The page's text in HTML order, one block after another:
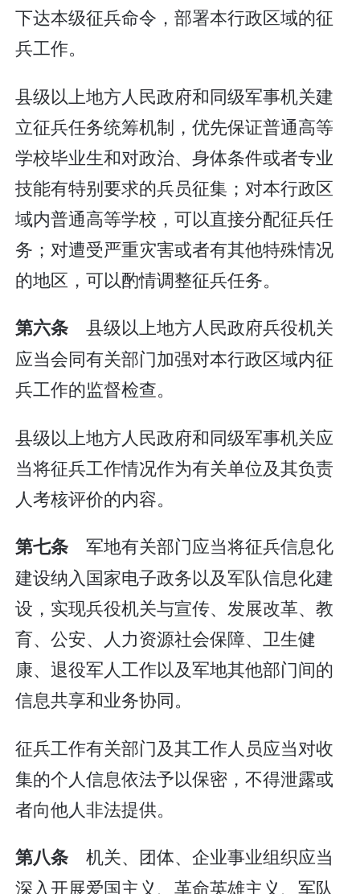
下达本级征兵命令，部署本行政区域的征
兵工作。
县级以上地方人民政府和同级军事机关建
立征兵任务统筹机制，优先保证普通高等
学校毕业生和对政治、身体条件或者专业
技能有特别要求的兵员征集；对本行政区
域内普通高等学校，可以直接分配征兵任
务；对遭受严重灾害或者有其他特殊情况
的地区，可以酌情调整征兵任务。
第六条 县级以上地方人民政府兵役机关
应当会同有关部门加强对本行政区域内征
兵工作的监督检查。
县级以上地方人民政府和同级军事机关应
当将征兵工作情况作为有关单位及其负责
人考核评价的内容。
第七条 军地有关部门应当将征兵信息化
建设纳入国家电子政务以及军队信息化建
设，实现兵役机关与宣传、发展改革、教
育、公安、人力资源社会保障、卫生健
康、退役军人工作以及军地其他部门间的
信息共享和业务协同。
征兵工作有关部门及其工作人员应当对收
集的个人信息依法予以保密，不得泄露或
者向他人非法提供。
第八条 机关、团体、企业事业组织应当
深入开展爱国主义、革命英雄主义、军队